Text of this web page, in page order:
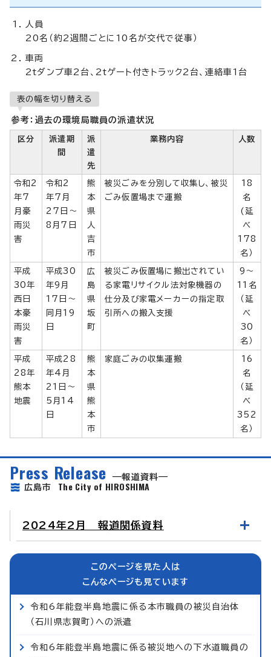
人員
20名（約2週間ごとに10名が交代で従事）
車両
2tダンプ車2台、2tゲート付きトラック2台、連絡車1台
表の幅を切り替える
参考：過去の環境局職員の派遣状況
区分
派遣期
間
派
遣
先
業務内容 人数
令和2
年7
月豪
雨災
害
令和2
年7月
27日～
8月7日
熊
本
県
人
吉
市
被災ごみを分別して収集し、被災
ごみ仮置場まで運搬
18
名
(延
べ
178
名）
平成
30年
西日
本豪
雨災
害
平成30
年9月
17日～
同月19
日
広
島
県
坂
町
被災ごみ仮置場に搬出されてい
る家電リサイクル法対象機器の
仕分及び家電メーカーの指定取
引所への搬入支援
9～
11名
（延
べ
30
名）
平成
28年
熊本
地震
平成28
年4月
21日～
5月14
日
熊
本
県
熊
本
市
家庭ごみの収集運搬
16
名
（延
べ
352
名）
Press Release
報道資料
広島市 The City of HIROSHIMA
2024年2月 報道関係資料
このページを見た人は
こんなページも見ています
令和6年能登半島地震に係る本市職員の被災自治体
（石川県志賀町）への派遣
令和6年能登半島地震に係る被災地への下水道職員の